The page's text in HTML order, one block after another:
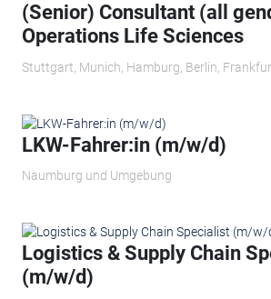
(Senior) Consultant (all
Operations Life Sciences
Stuttgart, Munich, Hamburg, Berlin,
LKW-Fahrer:in (m/w/d)
Naumburg und Umgebung
Logistics & Supply Chain
(m/w/d)